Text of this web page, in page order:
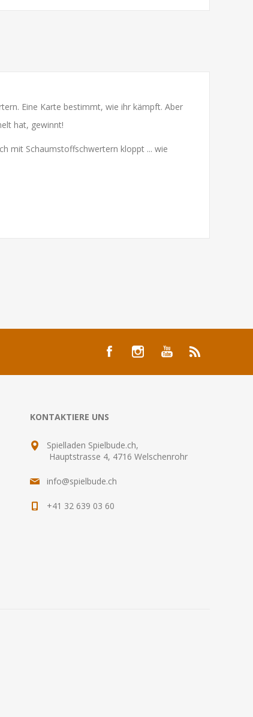
Eine Karte bestimmt, wie ihr kämpft. Aber
hat, gewinnt!
mit Schaumstoffschwertern kloppt ... wie
KONTAKTIERE UNS
Spielladen Spielbude.ch,
Hauptstrasse 4, 4716 Welschenrohr
info@spielbude.ch
+41 32 639 03 60